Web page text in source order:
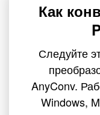
Как
Следуйте
AnyConv.
Windows,